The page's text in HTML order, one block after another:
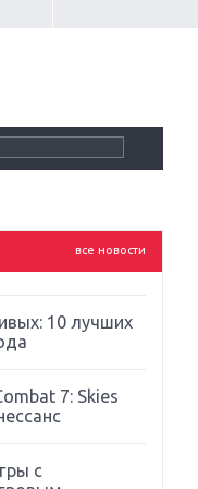
все новости
ругать
10 лучших
7: Skies
с